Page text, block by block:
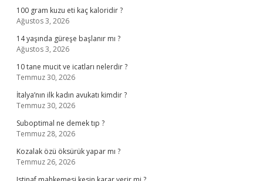
100 gram kuzu eti kaç kaloridir ?
Ağustos 3, 2026
14 yaşında güreşe başlanır mı ?
Ağustos 3, 2026
10 tane mucit ve icatları nelerdir ?
Temmuz 30, 2026
İtalya’nın ilk kadın avukatı kimdir ?
Temmuz 30, 2026
Suboptimal ne demek tıp ?
Temmuz 28, 2026
Kozalak özü öksürük yapar mı ?
Temmuz 26, 2026